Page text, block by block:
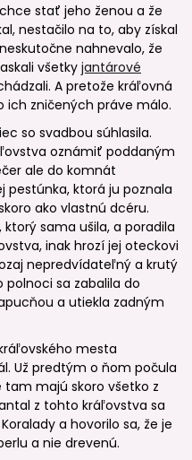
stať jeho ženou a že
nestačilo na to, aby získal
nahnevalo, že
všetky jantárové
A pretože kráľovná
ich zničených práve málo.
so svadbou súhlasila.
oznámiť poddaným
ale do komnát
pestúnka, ktorá ju poznala
ako vlastnú dcéru.
ktorý sama ušila, a poradila
inak hrozí jej oteckovi
nepredvídateľný a krutý
polnoci sa zabalila do
a utiekla zadným
mesta
Už predtým o ňom počula
tam majú skoro všetko z
z tohto kráľovstva sa
a hovorilo sa, že je
a nie drevenú.